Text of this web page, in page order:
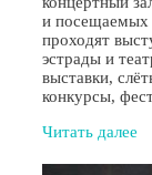
и посещаемых
проходят
эстрады и
выставки,
конкурсы,
Читать далее